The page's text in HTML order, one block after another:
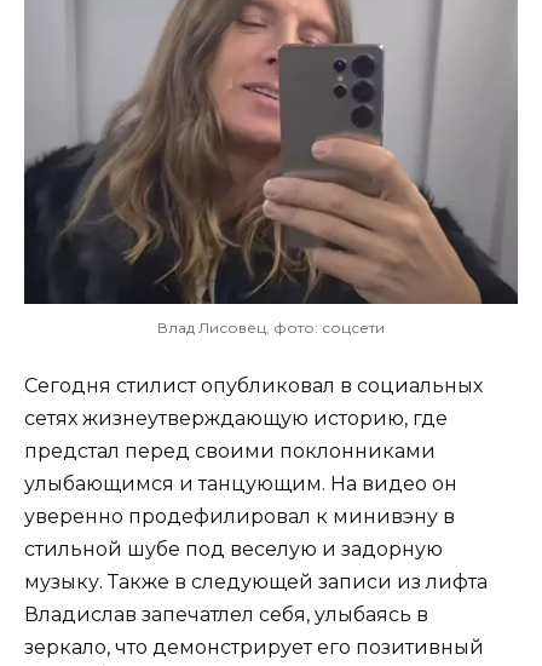
Влад Лисовец, фото: соцсети
Сегодня стилист опубликовал в социальных
сетях жизнеутверждающую историю, где
предстал перед своими поклонниками
улыбающимся и танцующим. На видео он
уверенно продефилировал к минивэну в
стильной шубе под веселую и задорную
музыку. Также в следующей записи из лифта
Владислав запечатлел себя, улыбаясь в
зеркало, что демонстрирует его позитивный